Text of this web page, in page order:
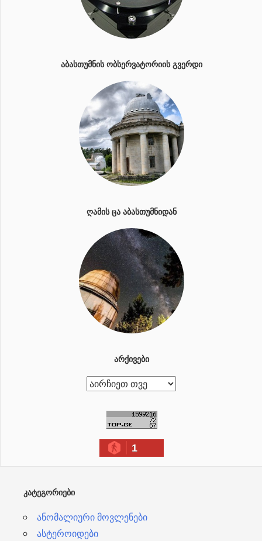
ᲐᲑᲐᲡᲗᲣᲛᲜᲘᲡ ᲝᲑᲡᲔᲠᲕᲐᲢᲝᲠᲘᲘᲡ ᲒᲕᲔᲠᲓᲘ
ᲦᲐᲛᲘᲡ ᲪᲐ ᲐᲑᲐᲡᲗᲣᲛᲜᲘᲓᲐᲜ
ᲐᲠᲥᲘᲕᲔᲑᲘ
ა
1
ᲙᲐᲢᲔᲒᲝᲠᲘᲔᲑᲘ
ანომალიური მოვლენები
ასტეროიდები